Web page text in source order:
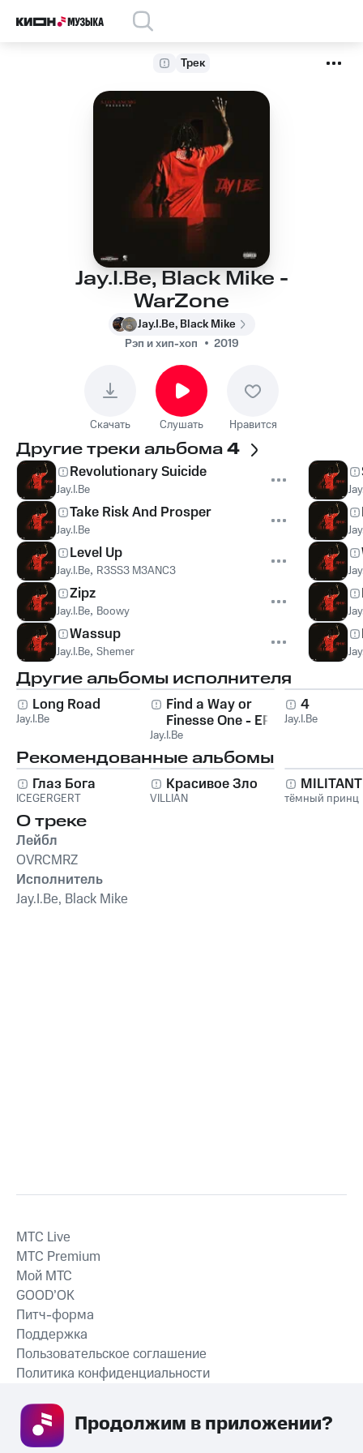
Трек
Jay.I.Be, Black Mike -
WarZone
Jay.I.Be, Black Mike
Рэп и хип-хоп
2019
Скачать Слушать Нравится
Другие треки альбома4
Revolutionary Suicide
Jay.I.Be
Take Risk And Prosper
Jay.I.Be
Level Up
Jay.I.Be, R3SS3 M3ANC3
Zipz
Jay.I.Be, Boowy
Wassup
Jay.I.Be, Shemer
Другие альбомы исполнителя
Long Road
Jay.I.Be
Find a Way or
Finesse One - EP
Jay.I.Be
4
Jay.I.Be
Рекомендованные альбомы
Глаз Бога
ICEGERGERT
Красивое Зло
VILLIAN тёмный принц
О треке
Лейбл
OVRCMRZ
Исполнитель
Jay.I.Be, Black Mike
СКАЧАТЬ ПРИЛОЖЕНИЕ
MTС Live
MTС Premium
Мой МТС
GOOD’OK
Питч-форма
Поддержка
Пользовательское соглашение
Политика конфиденциальности